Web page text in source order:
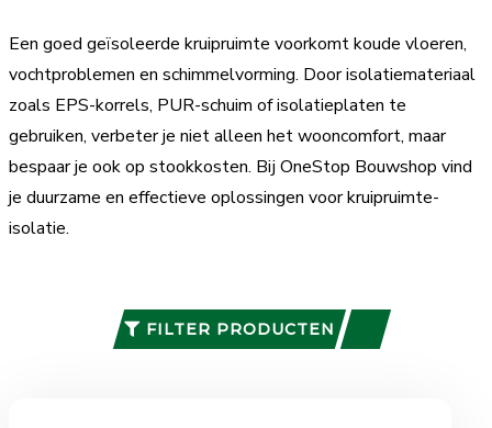
Een goed geïsoleerde kruipruimte voorkomt koude vloeren,
vochtproblemen en schimmelvorming. Door isolatiemateriaal
zoals EPS-korrels, PUR-schuim of isolatieplaten te
gebruiken, verbeter je niet alleen het wooncomfort, maar
bespaar je ook op stookkosten. Bij OneStop Bouwshop vind
je duurzame en effectieve oplossingen voor kruipruimte-
isolatie.
FILTER PRODUCTEN